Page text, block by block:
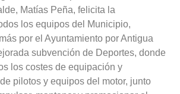
Matías Peña, felicita la
los equipos del Municipio,
por el Ayuntamiento por Antigua
subvención de Deportes, donde
los costes de equipación y
pilotos y equipos del motor, junto